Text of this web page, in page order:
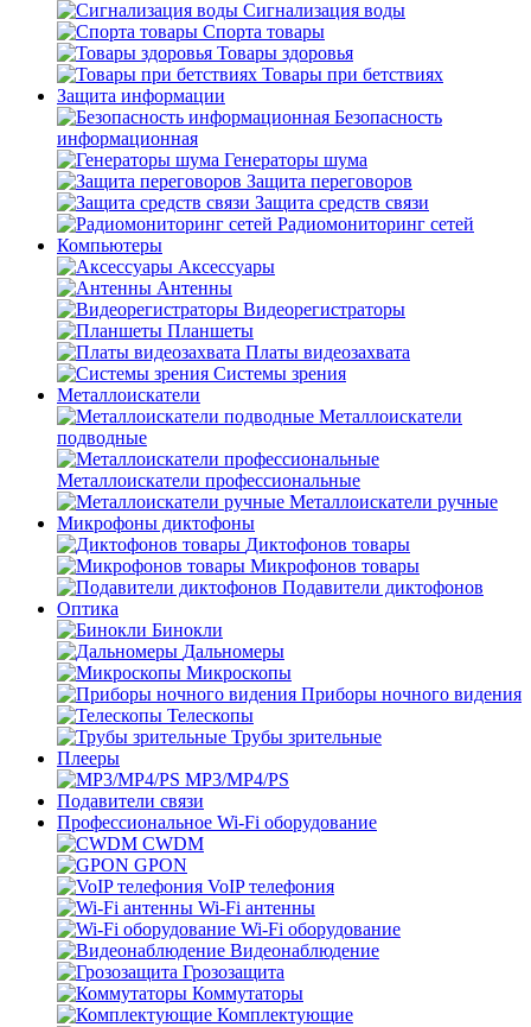
Сигнализация воды
Спорта товары
Товары здоровья
Товары при бетствиях
Защита информации
Безопасность
информационная
Генераторы шума
Защита переговоров
Защита средств связи
Радиомониторинг сетей
Компьютеры
Аксессуары
Антенны
Видеорегистраторы
Планшеты
Платы видеозахвата
Системы зрения
Металлоискатели
Металлоискатели
подводные
Металлоискатели профессиональные
Металлоискатели ручные
Микрофоны диктофоны
Диктофонов товары
Микрофонов товары
Подавители диктофонов
Оптика
Бинокли
Дальномеры
Микроскопы
Приборы ночного видения
Телескопы
Трубы зрительные
Плееры
MP3/MP4/PS
Подавители связи
Профессиональное Wi-Fi оборудование
CWDM
GPON
VoIP телефония
Wi-Fi антенны
Wi-Fi оборудование
Видеонаблюдение
Грозозащита
Коммутаторы
Комплектующие